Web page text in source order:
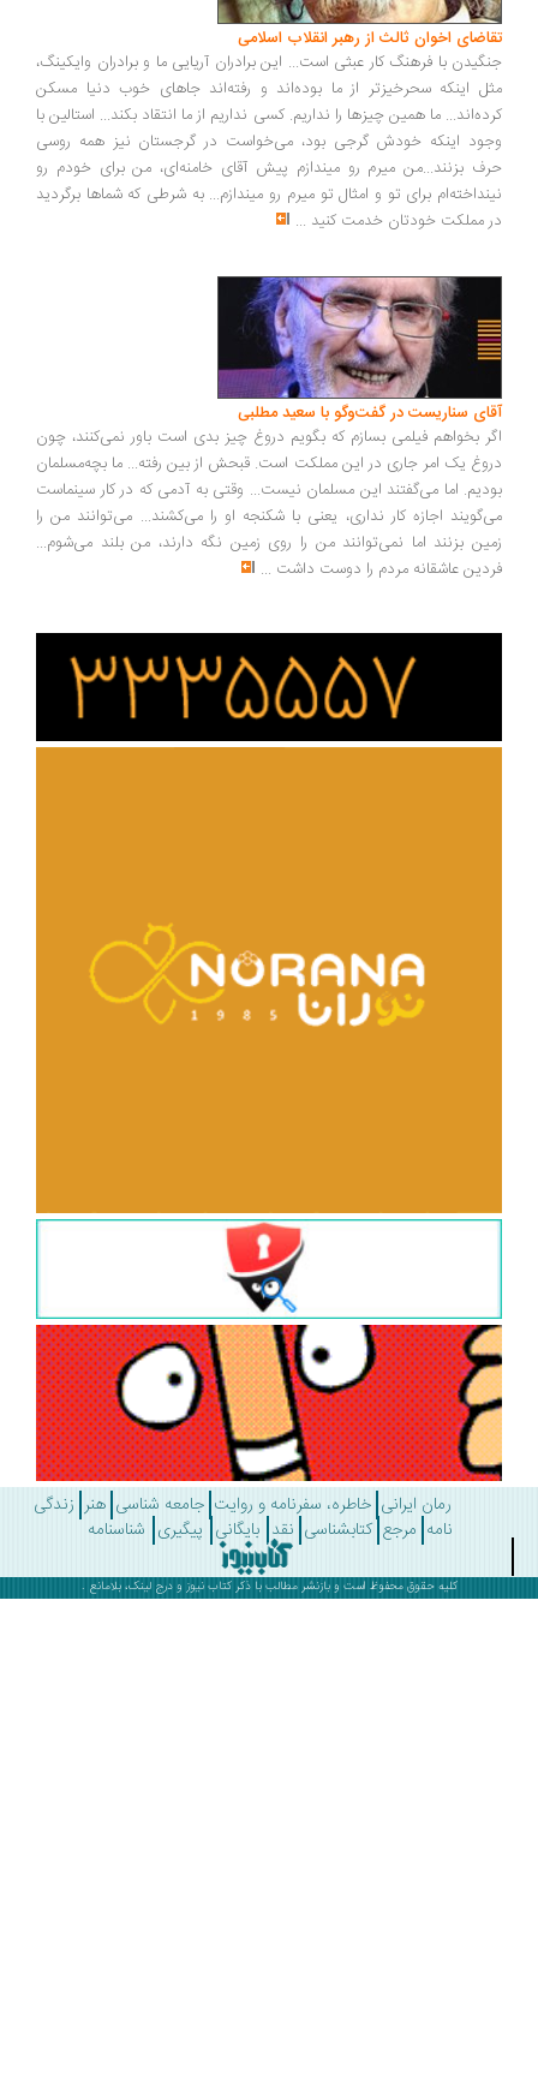
اخوان ثالث از رهبر انقلاب اسلامی
با فرهنگ کار عبثی است... این برادران آریایی ما و برادران وایکینگ،
اینکه سحرخیزتر از ما بوده‌اند و رفته‌اند جاهای خوب دنیا مسکن
ما همین چیزها را نداریم. کسی نداریم از ما انتقاد بکند... استالین با
اینکه خودش گرجی بود، می‌خواست در گرجستان نیز همه روسی
بزنند...من میرم رو میندازم پیش آقای خامنه‌ای، من برای خودم رو
برای تو و امثال تو میرم رو میندازم... به شرطی که شماها برگردید
مملکت خودتان خدمت کنید...
سناریست در گفت‌وگو با سعید مطلبی
بخواهم فیلمی بسازم که بگویم دروغ چیز بدی است باور نمی‌کنند، چون
یک امر جاری در این مملکت است. قبحش از بین رفته... ما بچه‌مسلمان
اما می‌گفتند این مسلمان نیست... وقتی به آدمی که در کار سینماست
اجازه کار نداری، یعنی با شکنجه او را می‌کشند... می‌توانند من را
بزنند اما نمی‌توانند من را روی زمین نگه دارند، من بلند می‌شوم...
عاشقانه مردم را دوست داشت ...
رمان ایرانی خاطره، سفرنامه و روایت جامعه شناسی هنر زندگی
مرجع کتابشناسی نقد بایگانی پیگیری شناسنامه
کلیه حقوق محفوظ است و بازنشر مطالب با ذکرکتاب نیوز و درج لینک، بلامانع .